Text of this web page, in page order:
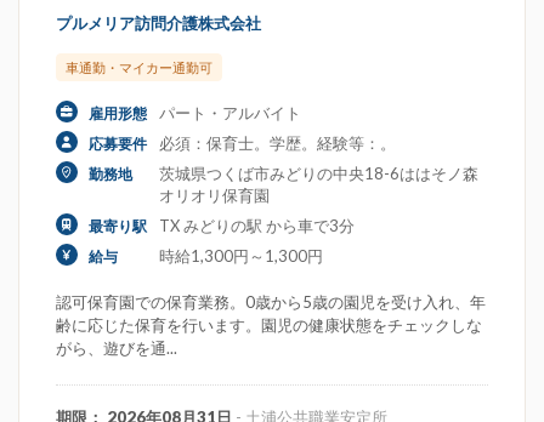
プルメリア訪問介護株式会社
車通勤・マイカー通勤可
雇用形態 パート・アルバイト
応募要件 必須：保育士。学歴。経験等：。
勤務地
茨城県つくば市みどりの中央18-6ははそノ森
オリオリ保育園
最寄り駅 TX みどりの駅 から車で3分
給与 時給1,300円～1,300円
認可保育園での保育業務。0歳から5歳の園児を受け入れ、年
齢に応じた保育を行います。園児の健康状態をチェックしな
がら、遊びを通...
期限： 2026年08月31日 - 土浦公共職業安定所